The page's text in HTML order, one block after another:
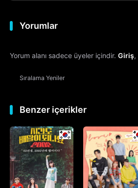
Yorumlar
Yorum alanı sadece üyeler içindir. Giriş,
Sıralama Yeniler
Benzer içerikler